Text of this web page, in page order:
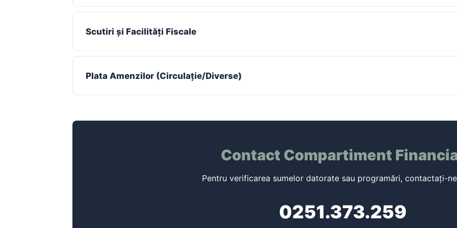
Scutiri și Facilități Fiscale
Plata Amenzilor (Circulație/Diverse)
Contact Compartiment
Pentru verificarea sumelor datorate sau programări, contactați-
0251.373.259